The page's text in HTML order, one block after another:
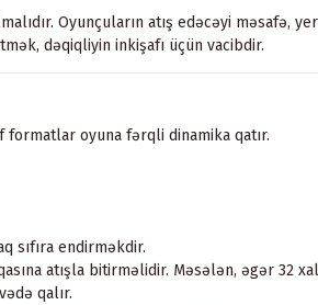
Oyunçuların atış edəcəyi məsafə,
dəqiqliyin inkişafı üçün vacibdir.
formatlar oyuna fərqli dinamika qatır.
sıfıra endirməkdir.
atışla bitirməlidir. Məsələn, əgər 32
qalır.